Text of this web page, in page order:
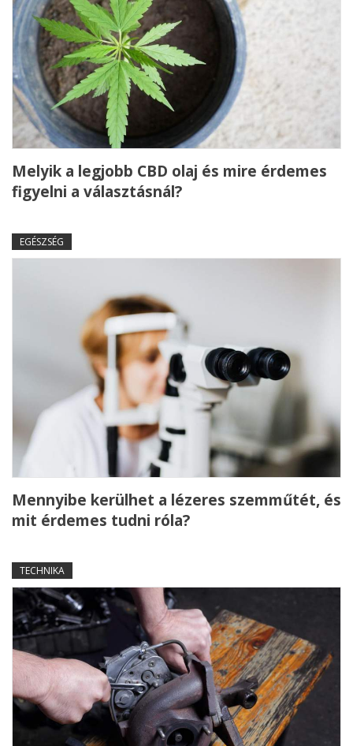
Melyik a legjobb CBD olaj és mire érdemes
figyelni a választásnál?
EGÉSZSÉG
Mennyibe kerülhet a lézeres szemműtét, és
mit érdemes tudni róla?
TECHNIKA